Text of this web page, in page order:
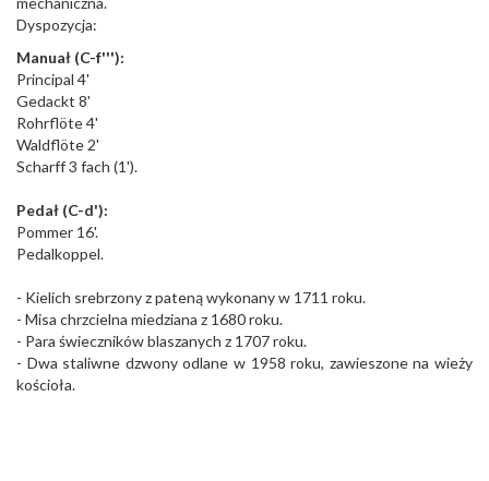
Dyspozycja:
Manuał (C-f'''):
Principal 4'
Gedackt 8'
Rohrflöte 4'
Waldflöte 2'
Scharff 3 fach (1').
Pedał (C-d'):
Pommer 16'.
Pedalkoppel.
- Kielich srebrzony z pateną wykonany w 1711 roku.
- Misa chrzcielna miedziana z 1680 roku.
- Para świeczników blaszanych z 1707 roku.
- Dwa staliwne dzwony odlane w 1958 roku, zawieszone na wieży
kościoła.